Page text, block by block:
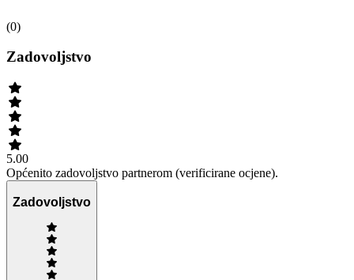
(0)
Zadovoljstvo
5.00
Općenito zadovoljstvo partnerom (verificirane ocjene).
Zadovoljstvo